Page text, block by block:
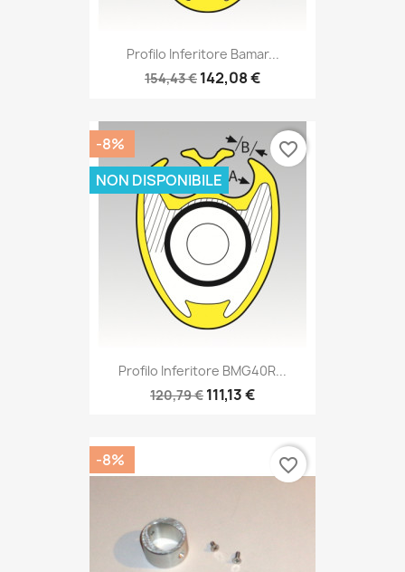
Profilo Inferitore Bamar...
154,43 € 142,08 €
Profilo Inferitore BMG40R...
120,79 € 111,13 €
-8%
NON DISPONIBILE
favorite_border
-8% favorite_border